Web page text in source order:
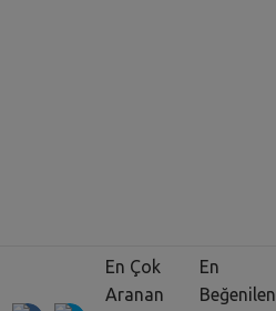
En Çok
Aranan
En
Beğenilen